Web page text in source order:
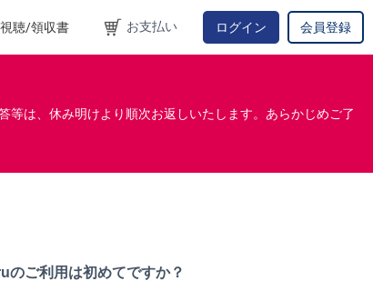
視聴/領収書 お支払い ログイン 会員登録
は、休み明けより順次お返しいたします。あらかじめご了
のご利用は初めてですか？